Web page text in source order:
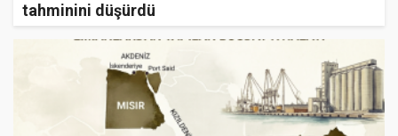
tahminini düşürdü